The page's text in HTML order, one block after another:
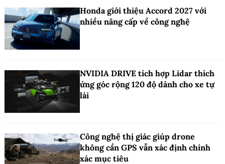
Honda giới thiệu Accord 2027 với
nhiều nâng cấp về công nghệ
NVIDIA DRIVE tích hợp Lidar thích
ứng góc rộng 120 độ dành cho xe tự
lái
Công nghệ thị giác giúp drone
không cần GPS vẫn xác định chính
xác mục tiêu